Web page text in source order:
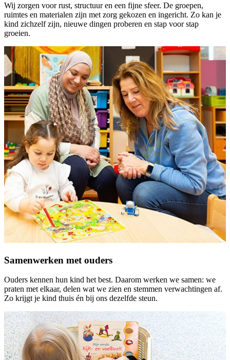
Wij zorgen voor rust, structuur en een fijne sfeer. De groepen,
ruimtes en materialen zijn met zorg gekozen en ingericht. Zo kan je
kind zichzelf zijn, nieuwe dingen proberen en stap voor stap
groeien.
Samenwerken met ouders
Ouders kennen hun kind het best. Daarom werken we samen: we
praten met elkaar, delen wat we zien en stemmen verwachtingen af.
Zo krijgt je kind thuis én bij ons dezelfde steun.